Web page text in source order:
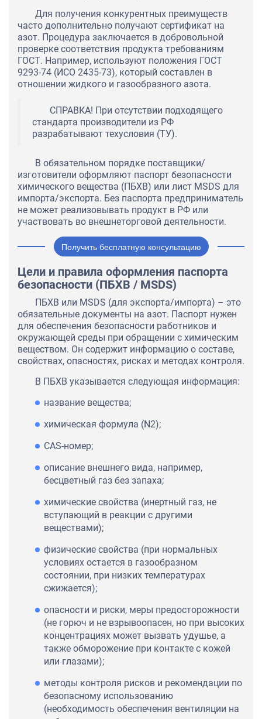
Для получения конкурентных преимуществ
часто дополнительно получают сертификат на
азот. Процедура заключается в добровольной
проверке соответствия продукта требованиям
ГОСТ. Например, используют положения ГОСТ
9293-74 (ИСО 2435-73), который составлен в
отношении жидкого и газообразного азота.
СПРАВКА! При отсутствии подходящего
стандарта производители из РФ
разрабатывают техусловия (ТУ).
В обязательном порядке поставщики/
изготовители оформляют паспорт безопасности
химического вещества (ПБХВ) или лист MSDS для
импорта/экспорта. Без паспорта предприниматель
не может реализовывать продукт в РФ или
участвовать во внешнеторговой деятельности.
Получить бесплатную консультацию
Цели и правила оформления паспорта
безопасности (ПБХВ / MSDS)
ПБХВ или MSDS (для экспорта/импорта) – это
обязательные документы на азот. Паспорт нужен
для обеспечения безопасности работников и
окружающей среды при обращении с химическим
веществом. Он содержит информацию о составе,
свойствах, опасностях, рисках и методах контроля.
В ПБХВ указывается следующая информация:
название вещества;
химическая формула (N2);
CAS-номер;
описание внешнего вида, например,
бесцветный газ без запаха;
химические свойства (инертный газ, не
вступающий в реакции с другими
веществами);
физические свойства (при нормальных
условиях остается в газообразном
состоянии, при низких температурах
сжижается);
опасности и риски, меры предосторожности
(не горюч и не взрывоопасен, но при высоких
концентрациях может вызвать удушье, а
также обморожение при контакте с кожей
или глазами);
методы контроля рисков и рекомендации по
безопасному использованию
(необходимость обеспечения вентиляции на